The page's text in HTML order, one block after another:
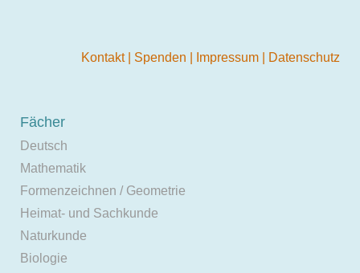
Kontakt Spenden Impressum Datenschutz
Fächer
Deutsch
Mathematik
Formenzeichnen / Geometrie
Heimat- und Sachkunde
Naturkunde
Biologie